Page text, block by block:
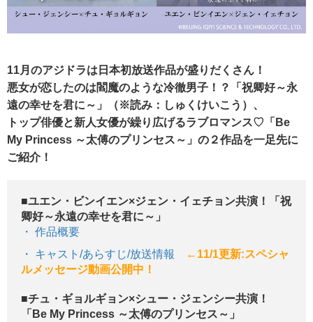
11月のアジドラは日本初放送作品が盛りだくさん！
悪女が恋したのは閻魔のような冷徹男子！？「祝卿好～永
遠の幸せを君に～」（※読み：しゅくけいこう）、
トップ俳優と新人女優が繰り広げるラブロマンス♡「Be
My Princess ～太傅のプリンセス～」の２作品を一足先に
ご紹介！
■ユエン・ビンイエン×ジェン・イェチョン共演！「祝
卿好～永遠の幸せを君に～」
作品概要
キャスト/あらすじ/放送情報
←11/1更新:スペシャ
ルメッセージ動画公開中！
■チュ・ギョルギョン×シュー・ジェンシー共演！
「Be My Princess ～太傅のプリンセス～」